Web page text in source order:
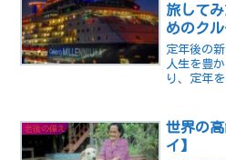
旅して
めのク
定年後の
人生を豊
り、定年
勧めしま
ることで
老後の備え
世界の
イ】